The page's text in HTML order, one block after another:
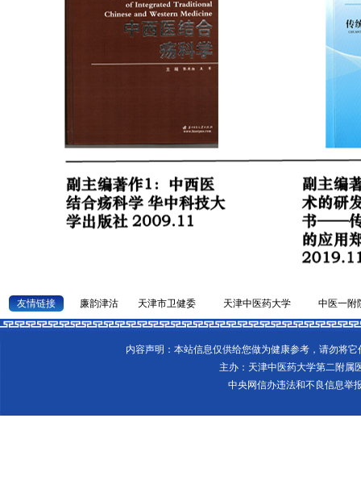
友情链接 廉韵津沽 天津市卫健委 天津中医药大学 中医一附
内容声明：本站信息仅供给您做为健康参考，请勿将
主办：天津中医药大学第二附属
中央网信办违法和不良信息举